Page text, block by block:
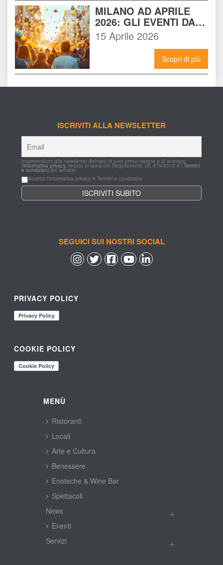
MILANO AD APRILE
2026: GLI EVENTI DA
NON PERDERE E
COME VIVERLI AL
15 Aprile 2026
Scopri di più
ISCRIVITI ALLA NEWSLETTER
Inscrivendomi alla newsletter dichiaro di aver preso visione e di acettare
l'informativa privacy, redata ai sensi del Regolamento UE 679/2016 e i Termini
e condizioni del servizio.
Accetto l'informativa privacy e Termini e condizioni
SEGUICI SUI NOSTRI SOCIAL
PRIVACY POLICY
COOKIE POLICY
MENÙ
Ristoranti
Locali
Arte e Cultura
Benessere
Enoteche & Wine Bar
Spettacoli
New
Eventi
Servizi